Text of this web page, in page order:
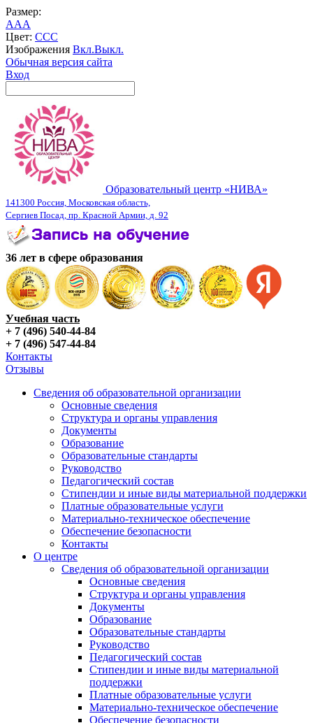
Размер:
AAA
Цвет: CCC
Изображения Вкл.Выкл.
Обычная версия сайта
Вход
Образовательный центр «НИВА»
141300 Россия, Московская область,
Сергиев Посад, пр. Красной Армии, д. 92
36 лет в сфере образования
Учебная часть
+ 7 (496) 540-44-84
+ 7 (496) 547-44-84
Контакты
Отзывы
Сведения об образовательной организации
Основные сведения
Структура и органы управления
Документы
Образование
Образовательные стандарты
Руководство
Педагогический состав
Стипендии и иные виды материальной поддержки
Платные образовательные услуги
Материально-техническое обеспечение
Обеспечение безопасности
Контакты
О центре
Сведения об образовательной организации
Основные сведения
Структура и органы управления
Документы
Образование
Образовательные стандарты
Руководство
Педагогический состав
Стипендии и иные виды материальной
поддержки
Платные образовательные услуги
Материально-техническое обеспечение
Обеспечение безопасности